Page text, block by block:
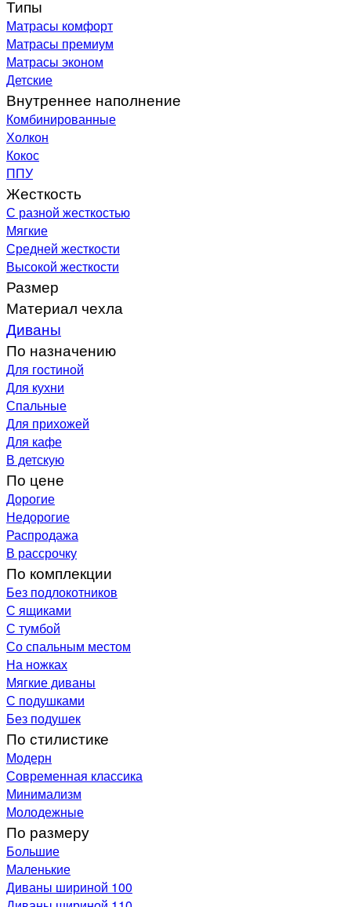
Типы
Матрасы комфорт
Матрасы премиум
Матрасы эконом
Детские
Внутреннее наполнение
Комбинированные
Холкон
Кокос
ППУ
Жесткость
С разной жесткостью
Мягкие
Средней жесткости
Высокой жесткости
Размер
Материал чехла
Диваны
По назначению
Для гостиной
Для кухни
Спальные
Для прихожей
Для кафе
В детскую
По цене
Дорогие
Недорогие
Распродажа
В рассрочку
По комплекции
Без подлокотников
С ящиками
С тумбой
Со спальным местом
На ножках
Мягкие диваны
С подушками
Без подушек
По стилистике
Модерн
Современная классика
Минимализм
Молодежные
По размеру
Большие
Маленькие
Диваны шириной 100